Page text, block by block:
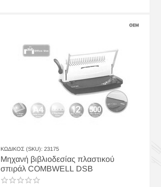
ΚΩΔΙΚΟΣ (SKU): 23175
Μηχανή βιβλιοδεσίας πλαστικού
σπιράλ COMBWELL DSB